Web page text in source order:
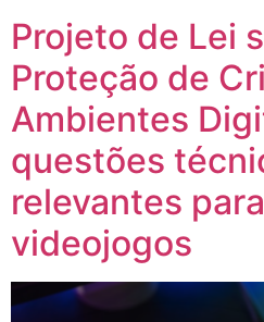
Projeto de Lei
Proteção de
Ambientes
questões
relevantes
videojogos